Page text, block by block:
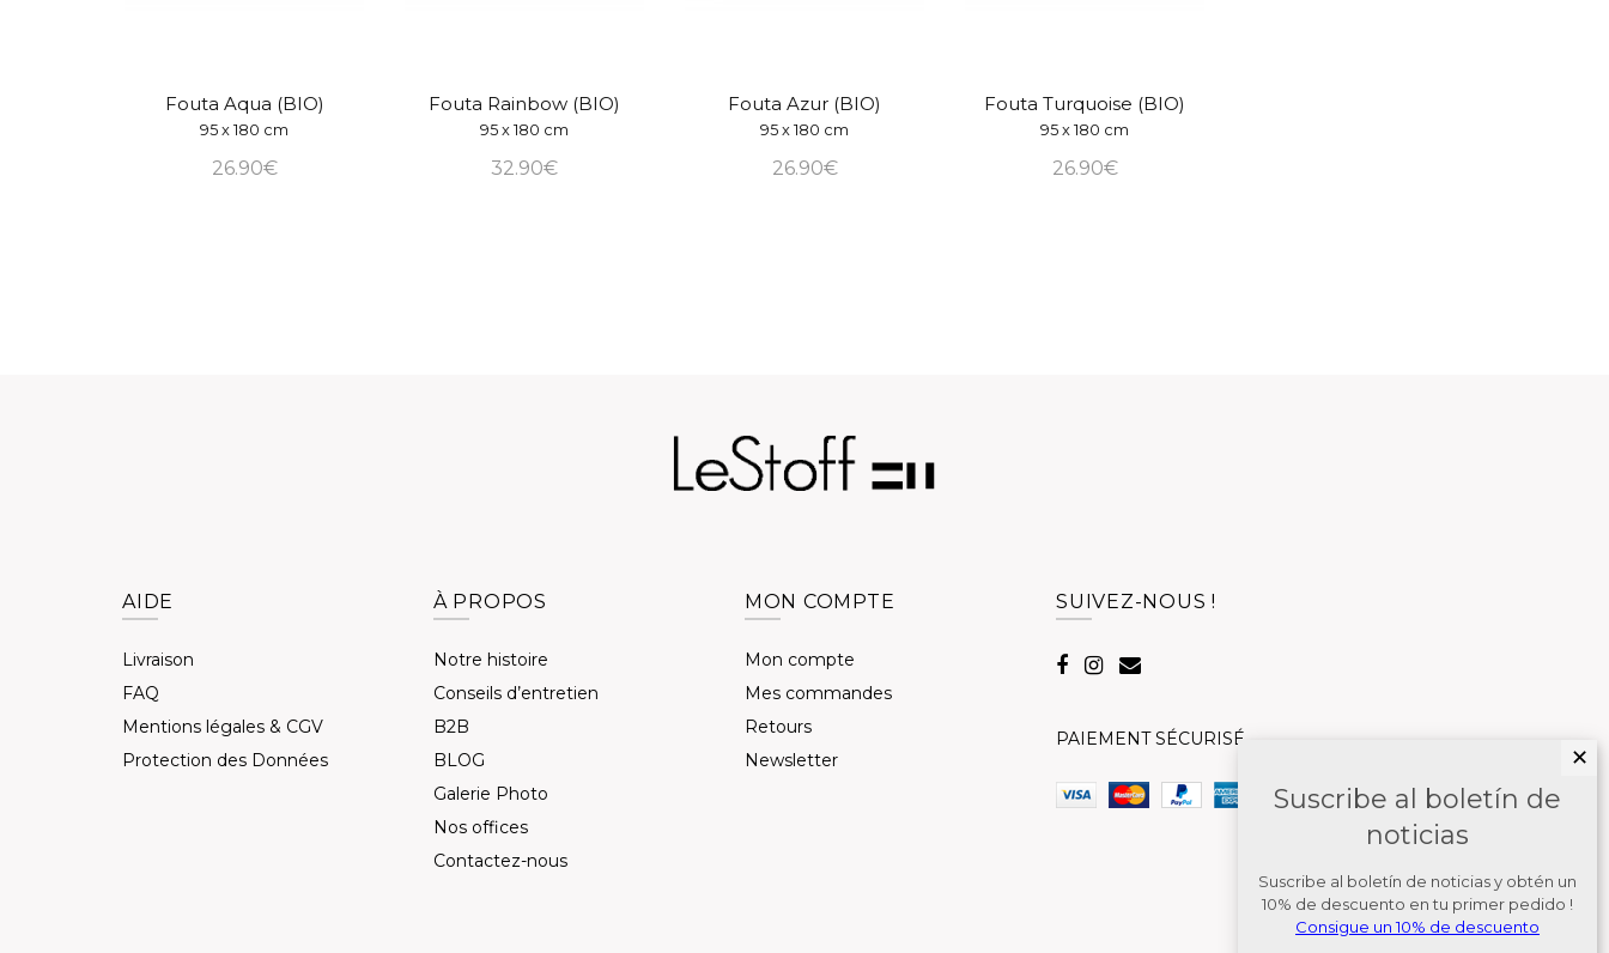
Fouta Aqua (BIO)
95 x 180 cm
26.90€
Fouta Rainbow (BIO)
95 x 180 cm
32.90€
Fouta Azur (BIO)
95 x 180 cm
26.90€
Fouta Turquoise (BIO)
95 x 180 cm
26.90€
AIDE
Livraison
FAQ
Mentions légales & CGV
Protection des Données
À PROPOS
Notre histoire
Conseils d’entretien
B2B
BLOG
Galerie Photo
Nos offices
Contactez-nous
MON COMPTE
Mon compte
Mes commandes
Retours
Newsletter
SUIVEZ-NOUS !
PAIEMENT SÉCURISÉ
✕
Suscribe al boletín de
noticias
Suscribe al boletín de noticias y obtén un
10% de descuento en tu primer pedido !
Consigue un 10% de descuento